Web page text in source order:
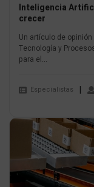
Inteligencia
crecer
Un artículo de
Tecnología y
para el...
Especialistas